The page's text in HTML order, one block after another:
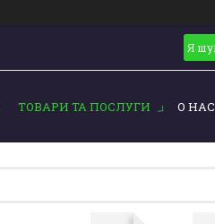
ТОВАРИ ТА ПОСЛУГИ О НАС